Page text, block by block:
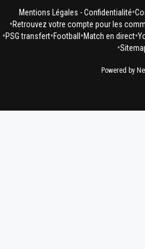
Mentions Légales - Confidentialité•
•Retrouvez votre compte pour les
•PSG transfert•Football •Match en direct•
•
Powered by